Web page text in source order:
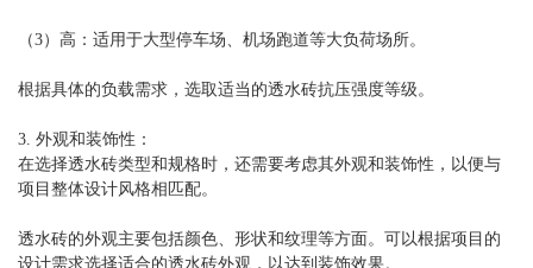
（3）高：适用于大型停车场、机场跑道等大负荷场所。
根据具体的负载需求，选取适当的透水砖抗压强度等级。
3. 外观和装饰性：
在选择透水砖类型和规格时，还需要考虑其外观和装饰性，以便与
项目整体设计风格相匹配。
透水砖的外观主要包括颜色、形状和纹理等方面。可以根据项目的
设计需求选择适合的透水砖外观，以达到装饰效果。